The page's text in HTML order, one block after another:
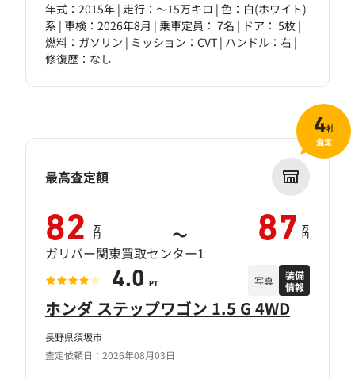
年式：2015年 | 走行：～15万キロ | 色：白(ホワイト)
系 | 車検：2026年8月 | 乗車定員： 7名 | ドア： 5枚 |
燃料：ガソリン | ミッション：CVT | ハンドル：右 |
修復歴：なし
長野県須坂市
査定依頼日：2026年08月03日
ホンダ ステップワゴン 1.5 G 4WD
最高査定額
82 万
円 ～ 87 万
円
ガリバー関東買取センター1
4.0 PT 写真
装備
情報
4社
査定